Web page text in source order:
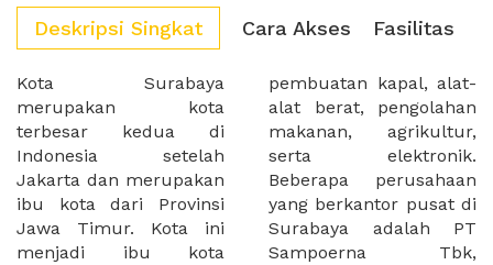
Deskripsi Singkat Cara Akses Fasilitas
Kota Surabaya
merupakan kota
terbesar kedua di
Indonesia setelah
Jakarta dan merupakan
ibu kota dari Provinsi
Jawa Timur. Kota ini
menjadi ibu kota
pembuatan kapal, alat-
alat berat, pengolahan
makanan, agrikultur,
serta elektronik.
Beberapa perusahaan
yang berkantor pusat di
Surabaya adalah PT
Sampoerna Tbk,